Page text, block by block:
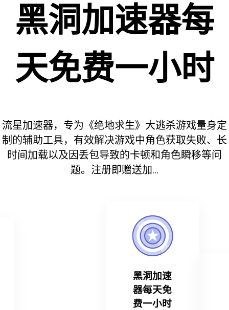
黑洞加速器每
天免费一小时
流星加速器，专为《绝地求生》大逃杀游戏量身定
制的辅助工具，有效解决游戏中角色获取失败、长
时间加载以及因丢包导致的卡顿和角色瞬移等问
题。注册即赠送加...
黑洞加速
器每天免
费一小时